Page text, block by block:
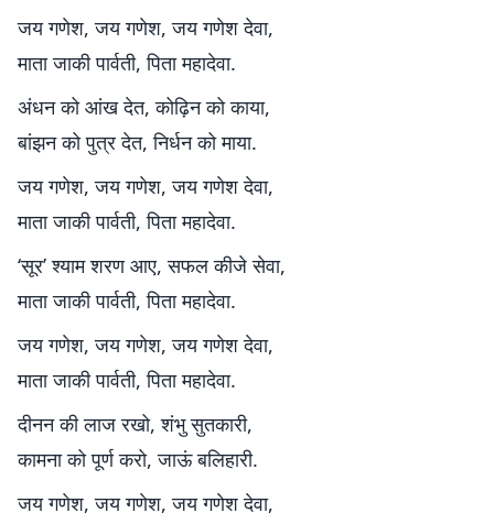
जय गणेश, जय गणेश, जय गणेश देवा,
माता जाकी पार्वती, पिता महादेवा.
अंधन को आंख देत, कोढ़िन को काया,
बांझन को पुत्र देत, निर्धन को माया.
जय गणेश, जय गणेश, जय गणेश देवा,
माता जाकी पार्वती, पिता महादेवा.
‘सूर’ श्याम शरण आए, सफल कीजे सेवा,
माता जाकी पार्वती, पिता महादेवा.
जय गणेश, जय गणेश, जय गणेश देवा,
माता जाकी पार्वती, पिता महादेवा.
दीनन की लाज रखो, शंभु सुतकारी,
कामना को पूर्ण करो, जाऊं बलिहारी.
जय गणेश, जय गणेश, जय गणेश देवा,